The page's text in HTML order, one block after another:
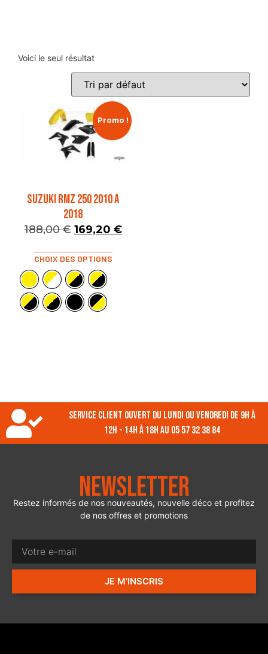
Voici le seul résultat
Promo !
SUZUKI RMZ 250 2010 A
2018
188,00€ 169,20 €
CHOIX DES OPTIONS
Service client ouvert du lundi ou vendredi de 9h à
12h - 14h à 18h au 05 57 32 38 84
Newsletter
Restez informés de nos nouveautés, nouvelle déco et profitez
de nos offres et promotions
JE M'INSCRIS